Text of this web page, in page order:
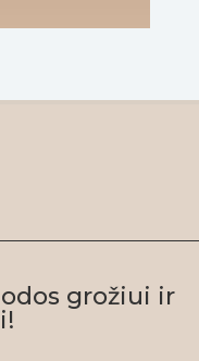
grožiui ir